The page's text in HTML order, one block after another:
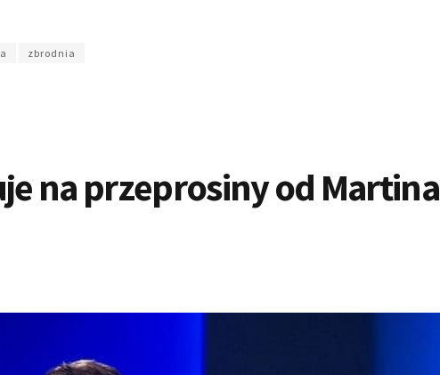
zbrodnia
na przeprosiny od Martina